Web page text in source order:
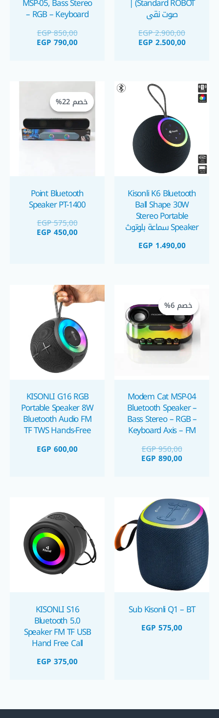
صوت نقي
EGP2.900,00
EGP 2.500,00
– RGB – Keyboard
switch – FM Radio
EGP850,00
EGP 790,00
Kisonli K6 Bluetooth
Ball Shape 30W
Stereo Portable
Speaker سماعة بلوتوث
شكل كرةEGP 1.490,00
خصم 22%
خصم 22%
Point Bluetooth
Speaker PT-1400
EGP575,00
السعر
EGP 450,00
السعر
خصم 6%
خصم 6%
Modem Cat MSP-04
Bluetooth Speaker –
Bass Stereo – RGB –
Keyboard Axis – FM
EGP950,00
هو:
EGP 950,00.
EGP 890,00
هو:
EGP 890,00.
KISONLI G16 RGB
Portable Speaker 8W
Bluetooth Audio FM
TF TWS Hands-Free
1800mAh Battery
EGP 600,00
Sub Kisonli Q1 – BT
EGP 575,00
KISONLI S16
Bluetooth 5.0
Speaker FM TF USB
Hand Free Call
500mAh Battery
EGP 375,00